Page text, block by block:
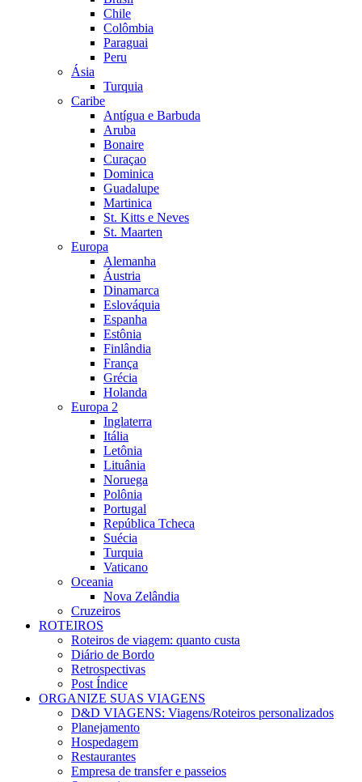
Chile
Colômbia
Paraguai
Peru
Ásia
Turquia
Caribe
Antígua e Barbuda
Aruba
Bonaire
Curaçao
Dominica
Guadalupe
Martinica
St. Kitts e Neves
St. Maarten
Europa
Alemanha
Áustria
Dinamarca
Eslováquia
Espanha
Estônia
Finlândia
França
Grécia
Holanda
Europa 2
Inglaterra
Itália
Letônia
Lituânia
Noruega
Polônia
Portugal
República Tcheca
Suécia
Turquia
Vaticano
Oceania
Nova Zelândia
Cruzeiros
ROTEIROS
Roteiros de viagem: quanto custa
Diário de Bordo
Retrospectivas
Post Índice
ORGANIZE SUAS VIAGENS
D&D VIAGENS: Viagens/Roteiros personalizados
Planejamento
Hospedagem
Restaurantes
Empresa de transfer e passeios